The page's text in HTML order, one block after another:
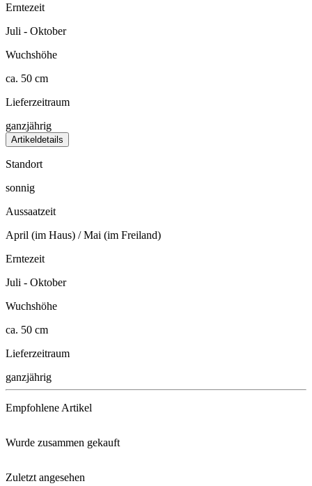
Erntezeit
Juli - Oktober
Wuchshöhe
ca. 50 cm
Lieferzeitraum
ganzjährig
Artikeldetails
Standort
sonnig
Aussaatzeit
April (im Haus) / Mai (im Freiland)
Erntezeit
Juli - Oktober
Wuchshöhe
ca. 50 cm
Lieferzeitraum
ganzjährig
Empfohlene Artikel
Wurde zusammen gekauft
Zuletzt angesehen